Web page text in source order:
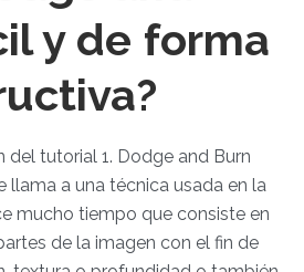
y de forma
del tutorial 1. Dodge and Burn
llama a una técnica usada en la
mucho tiempo que consiste en
de la imagen con el fin de